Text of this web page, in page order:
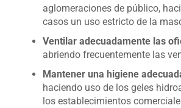
aglomeraciones de público,
casos un uso estricto de la
Ventilar adecuadamente las
abriendo frecuentemente las
Mantener una higiene
haciendo uso de los geles
los establecimientos